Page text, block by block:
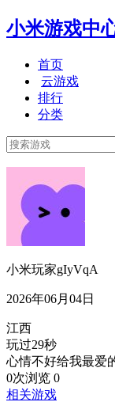
小米游戏中
首页
云游戏
排行
分类
小米玩家gIyVqA
2026年06月04日
江西
玩过29秒
心情不好给我最爱
0次浏览 0
相关游戏